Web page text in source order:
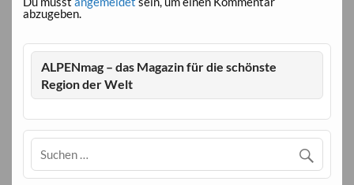
abzugeben.
ALPENmag – das Magazin für die schönste
Region der Welt